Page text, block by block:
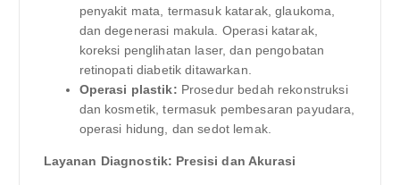
penyakit mata, termasuk katarak, glaukoma,
dan degenerasi makula. Operasi katarak,
koreksi penglihatan laser, dan pengobatan
retinopati diabetik ditawarkan.
Operasi plastik: Prosedur bedah rekonstruksi
dan kosmetik, termasuk pembesaran payudara,
operasi hidung, dan sedot lemak.
Layanan Diagnostik: Presisi dan Akurasi